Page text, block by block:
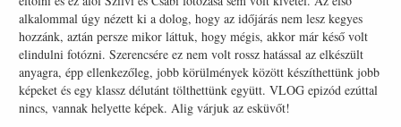
alkalommal úgy nézett ki a dolog, hogy az időjárás nem lesz kegyes
hozzánk, aztán persze mikor láttuk, hogy mégis, akkor már késő volt
elindulni fotózni. Szerencsére ez nem volt rossz hatással az elkészült
anyagra, épp ellenkezőleg, jobb körülmények között készíthettünk jobb
képeket és egy klassz délutánt tölthettünk együtt. VLOG epizód ezúttal
nincs, vannak helyette képek. Alig várjuk az esküvőt!